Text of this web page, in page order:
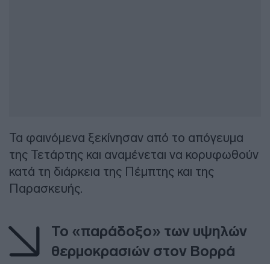
Τα φαινόμενα ξεκίνησαν από το απόγευμα
της Τετάρτης και αναμένεται να κορυφωθούν
κατά τη διάρκεια της Πέμπτης και της
Παρασκευής.
Το «παράδοξο» των υψηλών
θερμοκρασιών στον Βορρά